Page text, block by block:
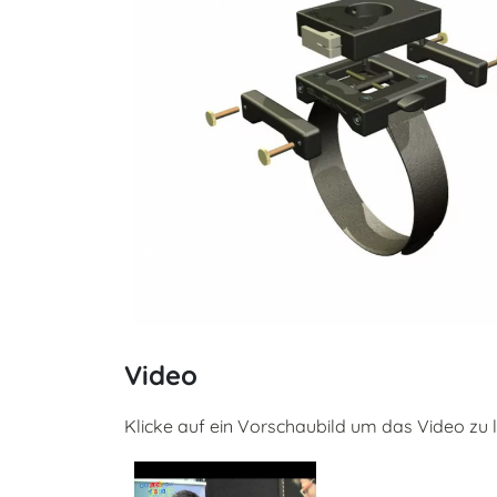
Video
Klicke auf ein Vorschaubild um das Video zu